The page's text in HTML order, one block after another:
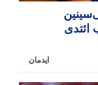
ائتدی
ایدمان